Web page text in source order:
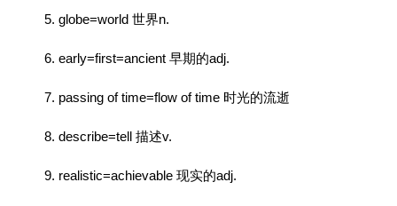
5. globe=world 世界n.
6. early=first=ancient 早期的adj.
7. passing of time=flow of time 时光的流逝
8. describe=tell 描述v.
9. realistic=achievable 现实的adj.